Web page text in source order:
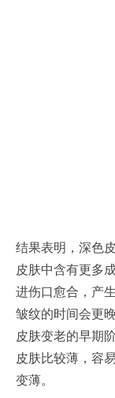
结果表明，深色
皮肤中含有更多
进伤口愈合，产
皱纹的时间会更
皮肤变老的早期
皮肤比较薄，容
变薄。